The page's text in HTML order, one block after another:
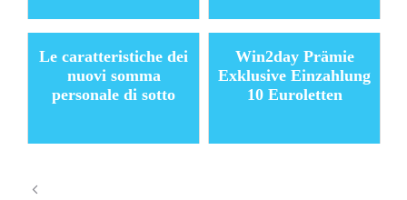
Le caratteristiche dei
nuovi somma
personale di sotto
Win2day Prämie
Exklusive Einzahlung
10 Euroletten